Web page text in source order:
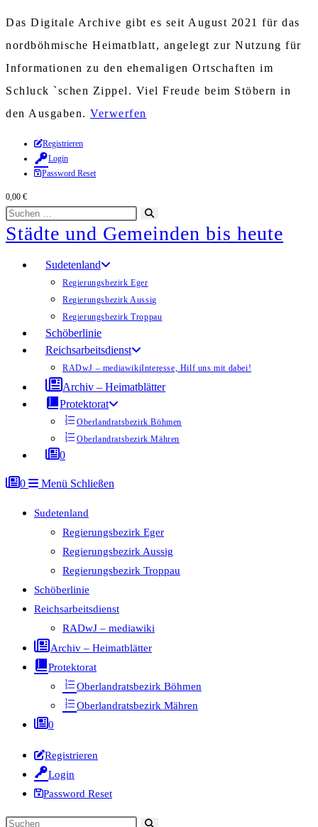
Das Digitale Archive gibt es seit August 2021 für das
nordböhmische Heimatblatt, angelegt zur Nutzung für
Informationen zu den ehemaligen Ortschaften im
Schluck `schen Zippel. Viel Freude beim Stöbern in
den Ausgaben. Verwerfen
Zum
Inhalt
springen
Registrieren
Login
Password Reset
0,00 €
Diese
Website
durchsuchen
starten
Städte und Gemeinden bis heute
Sudetenland
Regierungsbezirk Eger
Regierungsbezirk Aussig
Regierungsbezirk Troppau
Schöberlinie
Reichsarbeitsdienst
RADwJ – mediawikiInteresse, Hilf uns mit dabei!
Archiv – Heimatblätter
Protektorat
Oberlandratsbezirk Böhmen
Oberlandratsbezirk Mähren
0
0 Menü Schließen
Sudetenland
Regierungsbezirk Eger
Regierungsbezirk Aussig
Regierungsbezirk Troppau
Schöberlinie
Reichsarbeitsdienst
RADwJ – mediawiki
Archiv – Heimatblätter
Protektorat
Oberlandratsbezirk Böhmen
Oberlandratsbezirk Mähren
0
Registrieren
Login
Password Reset
Diese